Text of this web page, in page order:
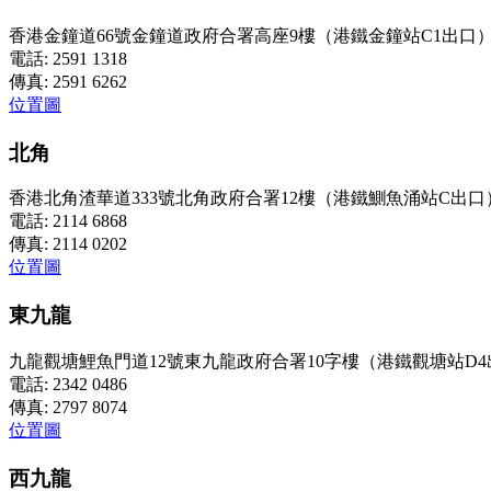
香港金鐘道66號金鐘道政府合署高座9樓（港鐵金鐘站C1出口）
電話: 2591 1318
傳真: 2591 6262
位置圖
北角
香港北角渣華道333號北角政府合署12樓（港鐵鰂魚涌站C出口
電話: 2114 6868
傳真: 2114 0202
位置圖
東九龍
九龍觀塘鯉魚門道12號東九龍政府合署10字樓（港鐵觀塘站D4
電話: 2342 0486
傳真: 2797 8074
位置圖
西九龍